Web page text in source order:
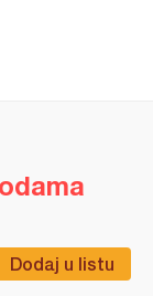
Dodaj u listu